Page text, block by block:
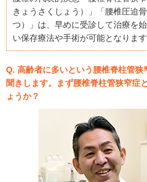
きょうさくしょう）」「腰椎圧迫
つ）」は、早めに受診して治療を
い保存療法や手術が可能となります
Q. 高齢者に多いという腰椎脊柱管
聞きします。まず腰椎脊柱管狭窄症
ょうか？